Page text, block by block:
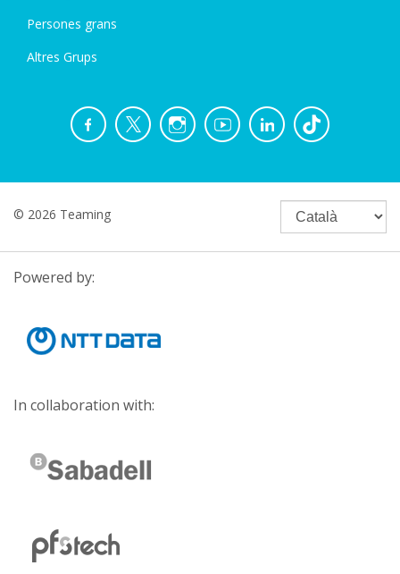
Persones grans
Altres Grups
© 2026 Teaming
Powered by:
In collaboration with: